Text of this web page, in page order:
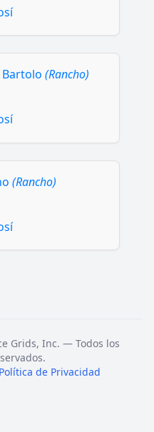
Bartolo (Rancho)
(Rancho)
Grids, Inc. — Todos los
Política de Privacidad